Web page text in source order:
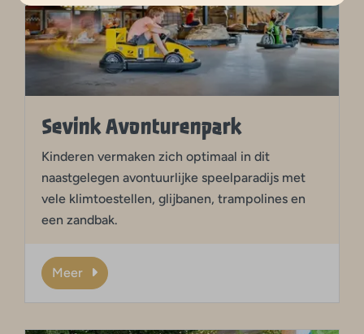
Sevink Avonturenpark
Kinderen vermaken zich optimaal in dit
naastgelegen avontuurlijke speelparadijs met
vele klimtoestellen, glijbanen, trampolines en
een zandbak.
Meer